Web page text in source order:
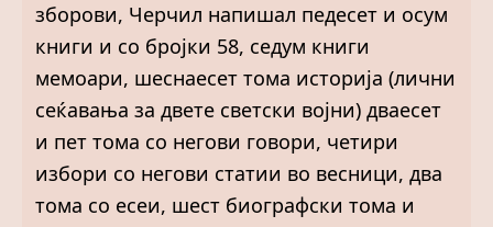
зборови, Черчил напишал педесет и осум
книги и со бројки 58, седум книги
мемоари, шеснаесет тома историја (лични
сеќавања за двете светски војни) дваесет
и пет тома со негови говори, четири
избори со негови статии во весници, два
тома со есеи, шест биографски тома и